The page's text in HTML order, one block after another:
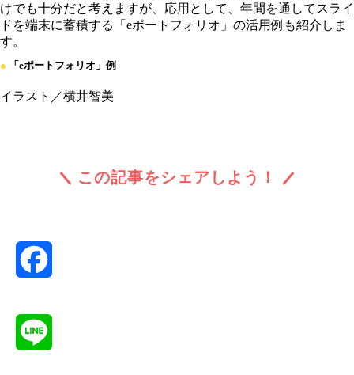
けでも十分だと考えますが、応用として、年間を通してスライ
ドを端末に蓄積する「eポートフォリオ」の活用例も紹介しま
す。
● 「eポートフォリオ」例
イラスト／横井智美
この記事をシェアしよう！